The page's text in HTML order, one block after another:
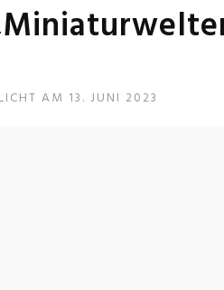
AM 13. JUNI 2023